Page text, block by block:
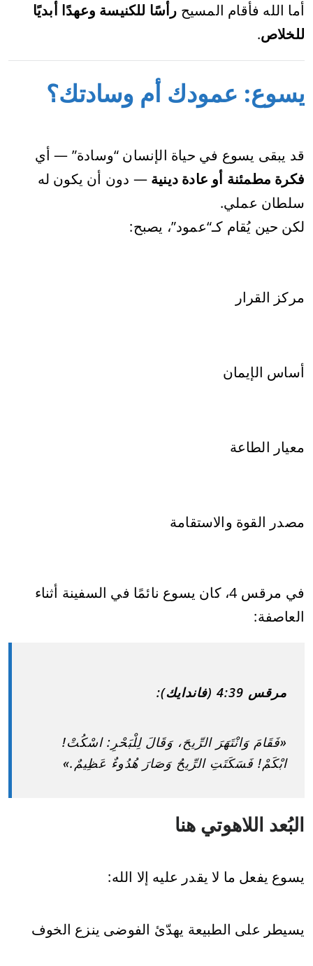
أما الله فأقام المسيح رأسًا للكنيسة وعهدًا أبديًا
للخلاص.
يسوع: عمودك أم وسادتك؟
قد يبقى يسوع في حياة الإنسان “وسادة” — أي
فكرة مطمئنة أو عادة دينية — دون أن يكون له
سلطان عملي.
لكن حين يُقام كـ“عمود”، يصبح:
مركز القرار
أساس الإيمان
معيار الطاعة
مصدر القوة والاستقامة
في مرقس 4، كان يسوع نائمًا في السفينة أثناء
العاصفة:
مرقس 4:39 (فاندايك):
«فَقَامَ وَانْتَهَرَ الرِّيحَ، وَقَالَ لِلْبَحْرِ: اسْكُتْ!
ابْكَمْ! فَسَكَتَتِ الرِّيحُ وَصَارَ هُدُوءٌ عَظِيمٌ.»
البُعد اللاهوتي هنا
يسوع يفعل ما لا يقدر عليه إلا الله:
يسيطر على الطبيعة يهدّئ الفوضى ينزع الخوف